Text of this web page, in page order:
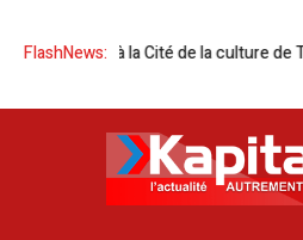
FlashNews:
festival à la Cité de la culture de Tunis